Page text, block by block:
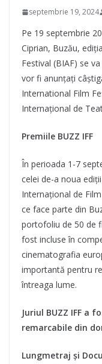
septembrie 19, 2024
Pe 19 septembrie
Ciprian, Buzău,
Festival (BIAF) se
vor fi anunțați
International Film
Internațional de
Premiile BUZZ IFF
În perioada 1-7
celei de-a noua
Internațional de
ce face parte din
portofoliu de 50 de
fost incluse în
cinematografia
importantă pentru
întreaga lume.
Juriul BUZZ IFF a
remarcabile din
Lungmetraj și